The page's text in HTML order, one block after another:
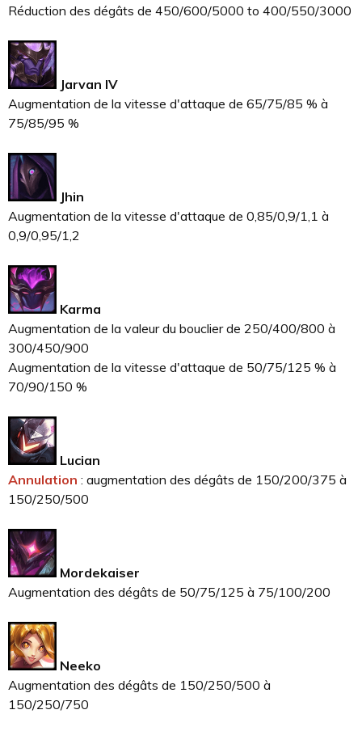
Réduction des dégâts de 450/600/5000 to 400/550/3000
Jarvan IV
Augmentation de la vitesse d'attaque de 65/75/85 % à
75/85/95 %
Jhin
Augmentation de la vitesse d'attaque de 0,85/0,9/1,1 à
0,9/0,95/1,2
Karma
Augmentation de la valeur du bouclier de 250/400/800 à
300/450/900
Augmentation de la vitesse d'attaque de 50/75/125 % à
70/90/150 %
Lucian
Annulation : augmentation des dégâts de 150/200/375 à
150/250/500
Mordekaiser
Augmentation des dégâts de 50/75/125 à 75/100/200
Neeko
Augmentation des dégâts de 150/250/500 à
150/250/750